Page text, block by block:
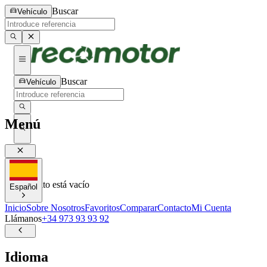
Vehículo Buscar
Vehículo Buscar
0
Tu carrito está vacío
Menú
Español
InicioSobre NosotrosFavoritosCompararContactoMi Cuenta
Llámanos+34 973 93 93 92
Idioma